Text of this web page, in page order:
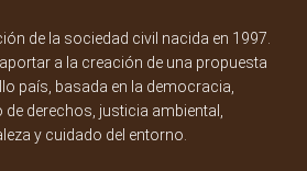
de la sociedad civil nacida en 1997.
a la creación de una propuesta
país, basada en la democracia,
derechos, justicia ambiental,
y cuidado del entorno.